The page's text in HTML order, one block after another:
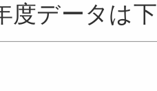
度データは